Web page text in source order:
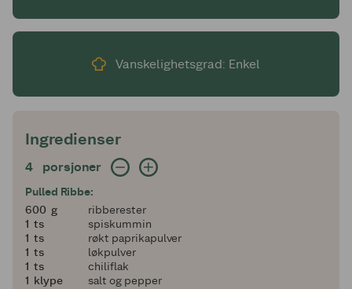
Vanskelighetsgrad: Enkel
Ingredienser
4 porsjoner
4 porsjoner
Pulled Ribbe:
600
600 g
ribberester
11 ts
spiskummin
11 ts
røkt paprikapulver
11 ts
løkpulver
11 ts
chiliflak
11 klype
salt og pepper